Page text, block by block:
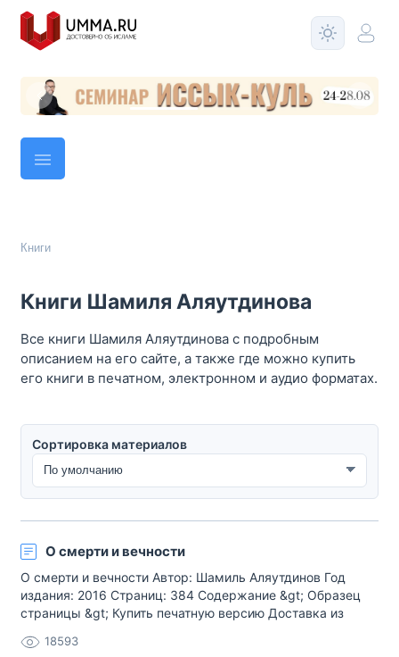
Книги
Книги Шамиля Аляутдинова
Все книги Шамиля Аляутдинова с подробным
описанием на его сайте, а также где можно купить
его книги в печатном, электронном и аудио форматах.
Сортировка материалов
Сортировка материалов
О смерти и вечности
О смерти и вечности Автор: Шамиль Аляутдинов Год
издания: 2016 Страниц: 384 Содержание &gt; Образец
страницы &gt; Купить печатную версию Доставка из
ummabook.ru Среди мусульманских народов
18593